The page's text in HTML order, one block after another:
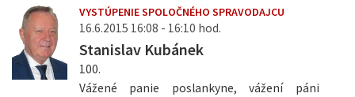
VYSTÚPENIE SPOLOČNÉHO SPRAVODAJCU
16.6.2015 16:08 - 16:10 hod.
Stanislav Kubánek
100.
Vážené panie poslankyne, vážení páni